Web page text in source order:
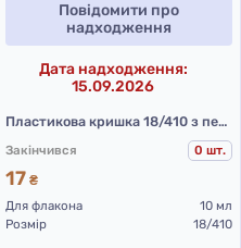
Повідомити про
надходження
Дата надходження:
15.09.2026
Пластикова кришка 18/410 з пензликом 51 мм (чорна)
Закінчився 0 шт.
17 ₴
Для флакона
10 мл
Розмір
18/410